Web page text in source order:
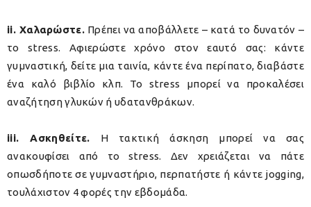
ii. Χαλαρώστε. Πρέπει να αποβάλλετε – κατά το δυνατόν –
το stress. Αφιερώστε χρόνο στον εαυτό σας: κάντε
γυμναστική, δείτε μια ταινία, κάντε ένα περίπατο, διαβάστε
ένα καλό βιβλίο κλπ. Το stress μπορεί να προκαλέσει
αναζήτηση γλυκών ή υδατανθράκων.
iii. Ασκηθείτε. Η τακτική άσκηση μπορεί να σας
ανακουφίσει από το stress. Δεν χρειάζεται να πάτε
οπωσδήποτε σε γυμναστήριο, περπατήστε ή κάντε jogging,
τουλάχιστον 4 φορές την εβδομάδα.